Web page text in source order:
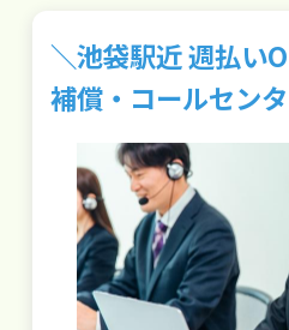
＼池袋駅近 週払い
補償・コールセン